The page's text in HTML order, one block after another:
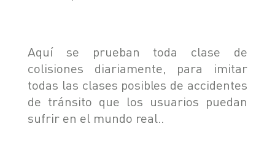
Aquí se prueban toda clase de
colisiones diariamente, para imitar
todas las clases posibles de accidentes
de tránsito que los usuarios puedan
sufrir en el mundo real..